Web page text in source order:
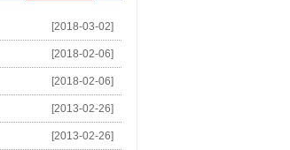
[2018-03-02]
[2018-02-06]
[2018-02-06]
[2013-02-26]
[2013-02-26]